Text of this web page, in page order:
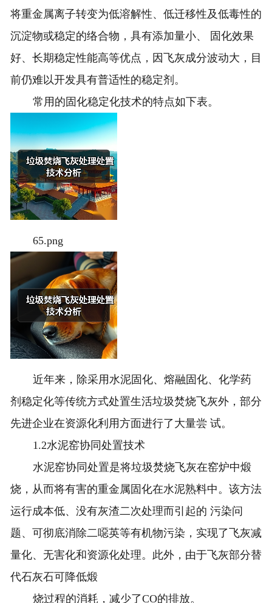
将重金属离子转变为低溶解性、低迁移性及低毒性的
沉淀物或稳定的络合物，具有添加量小、 固化效果
好、长期稳定性能高等优点，因飞灰成分波动大，目
前仍难以开发具有普适性的稳定剂。
常用的固化稳定化技术的特点如下表。
65.png
近年来，除采用水泥固化、熔融固化、化学药
剂稳定化等传统方式处置生活垃圾焚烧飞灰外，部分
先进企业在资源化利用方面进行了大量尝 试。
1.2水泥窑协同处置技术
水泥窑协同处置是将垃圾焚烧飞灰在窑炉中煅
烧，从而将有害的重金属固化在水泥熟料中。该方法
运行成本低、没有灰渣二次处理而引起的 污染问
题、可彻底消除二噁英等有机物污染，实现了飞灰减
量化、无害化和资源化处理。此外，由于飞灰部分替
代石灰石可降低煅
烧过程的消耗，减少了CO的排放。